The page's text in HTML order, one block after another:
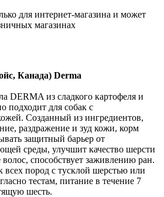
для интернет-магазина и может
магазинах
Канада) Derma
из сладкого картофеля и
подходит для собак с
Созданный из ингредиентов,
раздражение и зуд кожи, корм
защитный барьер от
среды, улучшит качество шерсти
способствует заживлению ран.
всех пород с тусклой шерстью или
тестам, питание в течение 7
шесть.